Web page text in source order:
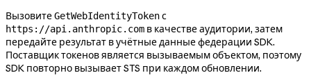
ВызовитеGetWebIdentityTokenс
https://api.anthropic.com в качестве аудитории, затем
передайте результат в учётные данные федерации SDK.
Поставщик токенов является вызываемым объектом, поэтому
SDK повторно вызывает STS при каждом обновлении.